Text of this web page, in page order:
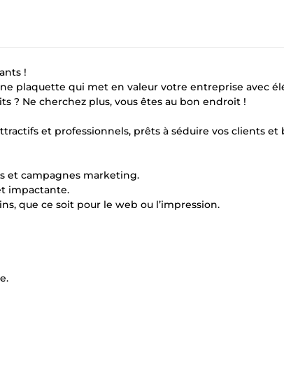
!
plaquette qui met en valeur votre entreprise avec
? Ne cherchez plus, vous êtes au bon endroit !
et professionnels, prêts à séduire vos clients et
et campagnes marketing.
impactante.
que ce soit pour le web ou l’impression.